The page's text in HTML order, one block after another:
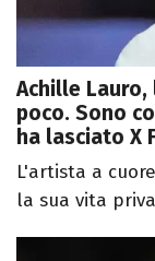
Achille
poco. Sono
ha lasciato X
L'artista a
la sua vita